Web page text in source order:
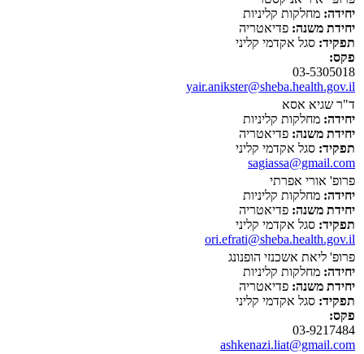
יחידה: מחלקות קליניות
יחידת משנה: פדיאטריה
תפקיד: סגל אקדמי קליני
פקס:
03-5305018
yair.anikster@sheba.health.gov.il
ד"ר שגיא אסא
יחידה: מחלקות קליניות
יחידת משנה: פדיאטריה
תפקיד: סגל אקדמי קליני
sagiassa@gmail.com
פרופ' אורי אפרתי
יחידה: מחלקות קליניות
יחידת משנה: פדיאטריה
תפקיד: סגל אקדמי קליני
ori.efrati@sheba.health.gov.il
פרופ' ליאת אשכנזי הופנונג
יחידה: מחלקות קליניות
יחידת משנה: פדיאטריה
תפקיד: סגל אקדמי קליני
פקס:
03-9217484
ashkenazi.liat@gmail.com